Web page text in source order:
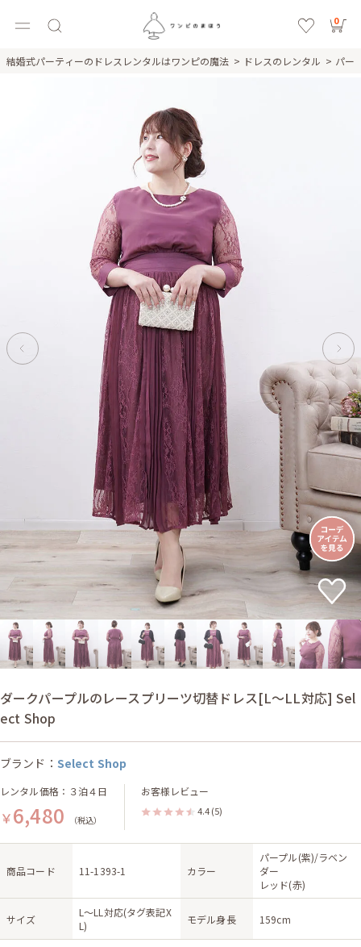
0
結婚式パーティーのドレスレンタルはワンピの魔法 ドレスのレンタル パー
ダークパープルのレースプリーツ切替ドレス[L〜LL対応] Sel
ect Shop
ブランド： Select Shop
レンタル価格：３泊４日
￥6,480 （税込）
お客様レビュー
4.4 (5)
商品コード 11-1393-1 カラー
パープル(紫)/ラベン
ダー
レッド(赤)
サイズ
L〜LL対応(タグ表記X
L)
モデル身長 159cm